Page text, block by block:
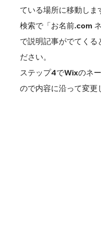
ている場所に移動しま
検索で「お名前.com
で説明記事がでてくる
ださい。
ステップ4でWixのネ
ので内容に沿って変更